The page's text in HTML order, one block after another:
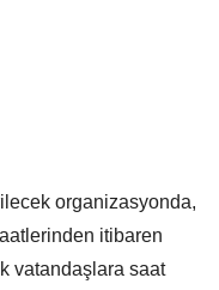
organizasyonda,
itibaren
vatandaşlara saat